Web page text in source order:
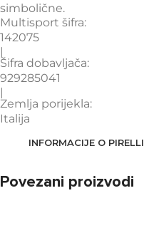
simbolične.
Multisport šifra:
142075
|
Šifra dobavljača:
929285041
|
Zemlja porijekla:
Italija
INFORMACIJE O PIRELLI
Povezani proizvodi